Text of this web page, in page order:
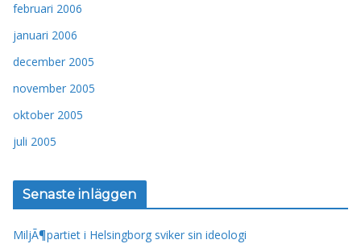
februari 2006
januari 2006
december 2005
november 2005
oktober 2005
juli 2005
Senaste inläggen
MiljÃ¶partiet i Helsingborg sviker sin ideologi